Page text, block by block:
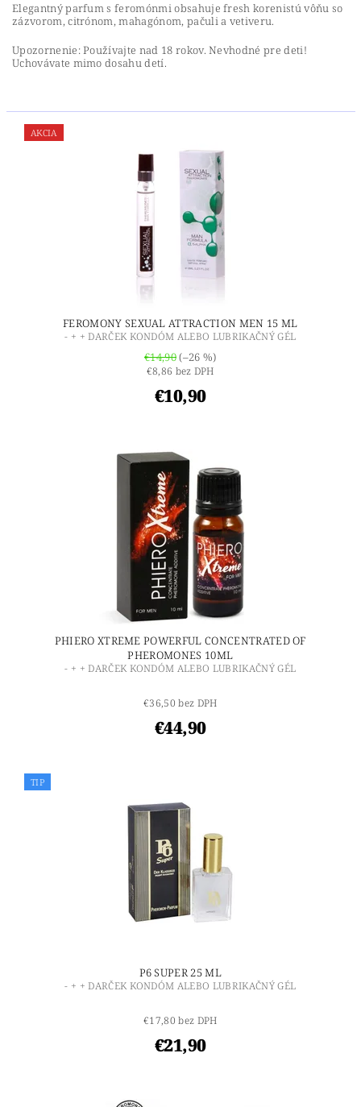
Elegantný parfum s feromónmi obsahuje fresh korenistú vôňu so
zázvorom, citrónom, mahagónom, pačuli a vetiveru.
Upozornenie: Používajte nad 18 rokov. Nevhodné pre deti!
Uchovávate mimo dosahu detí.
AKCIA
FEROMONY SEXUAL ATTRACTION MEN 15 ML
- + + DARČEK KONDÓM ALEBO LUBRIKAČNÝ GÉL
€14,90(–26 %)
€8,86 bez DPH
€10,90
PHIERO XTREME POWERFUL CONCENTRATED OF
PHEROMONES 10ML
- + + DARČEK KONDÓM ALEBO LUBRIKAČNÝ GÉL
€36,50 bez DPH
€44,90
TIP
P6 SUPER 25 ML
- + + DARČEK KONDÓM ALEBO LUBRIKAČNÝ GÉL
€17,80 bez DPH
€21,90